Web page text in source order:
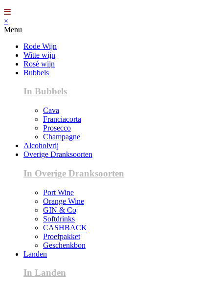
×
Menu
Rode Wijn
Witte wijn
Rosé wijn
Bubbels
In Bubbels
Cava
Franciacorta
Prosecco
Champagne
Alcoholvrij
Overige Dranksoorten
In Overige Dranksoorten
Port Wine
Orange Wine
GIN & Co
Softdrinks
CASHBACK
Proefpakket
Geschenkbon
Landen
In Landen